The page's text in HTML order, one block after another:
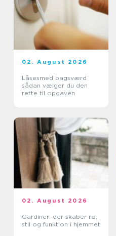
02. August 2026
Låsesmed bagsværd
sådan vælger du den
rette til opgaven
02. August 2026
Gardiner: der skaber ro,
stil og funktion i hjemmet